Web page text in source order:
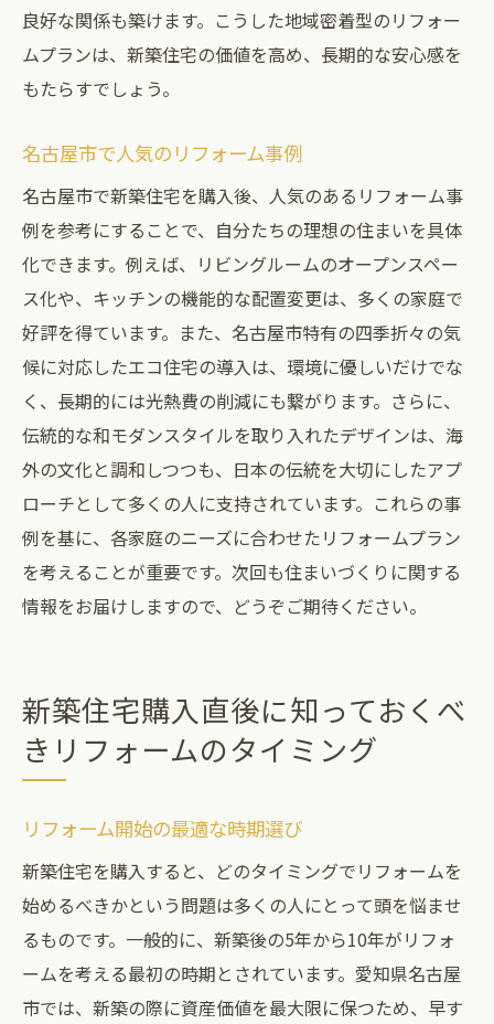
良好な関係も築けます。こうした地域密着型のリフォー
ムプランは、新築住宅の価値を高め、長期的な安心感を
もたらすでしょう。
名古屋市で人気のリフォーム事例
名古屋市で新築住宅を購入後、人気のあるリフォーム事
例を参考にすることで、自分たちの理想の住まいを具体
化できます。例えば、リビングルームのオープンスペー
ス化や、キッチンの機能的な配置変更は、多くの家庭で
好評を得ています。また、名古屋市特有の四季折々の気
候に対応したエコ住宅の導入は、環境に優しいだけでな
く、長期的には光熱費の削減にも繋がります。さらに、
伝統的な和モダンスタイルを取り入れたデザインは、海
外の文化と調和しつつも、日本の伝統を大切にしたアプ
ローチとして多くの人に支持されています。これらの事
例を基に、各家庭のニーズに合わせたリフォームプラン
を考えることが重要です。次回も住まいづくりに関する
情報をお届けしますので、どうぞご期待ください。
新築住宅購入直後に知っておくべ
きリフォームのタイミング
リフォーム開始の最適な時期選び
新築住宅を購入すると、どのタイミングでリフォームを
始めるべきかという問題は多くの人にとって頭を悩ませ
るものです。一般的に、新築後の5年から10年がリフォ
ームを考える最初の時期とされています。愛知県名古屋
市では、新築の際に資産価値を最大限に保つため、早す